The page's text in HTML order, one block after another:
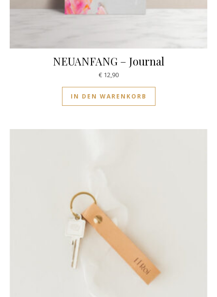
NEUANFANG – Journal
€12,90
IN DEN WARENKORB